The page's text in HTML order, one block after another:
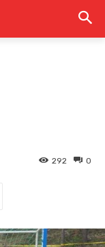
0
292